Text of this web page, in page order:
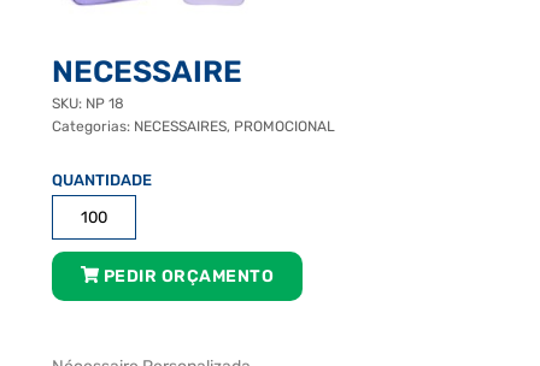
NECESSAIRE
SKU: NP 18
Categorias: NECESSAIRES, PROMOCIONAL
quantidade
PEDIR ORÇAMENTO